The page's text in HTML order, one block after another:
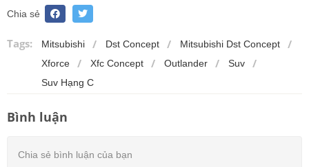
Chia sẻ
Tags: Mitsubishi Dst Concept
Mitsubishi Dst Concept
Xforce
Xfc Concept Outlander
Suv
Suv Hạng C
Bình luận